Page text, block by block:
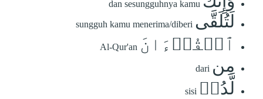
dan sesungguhnya kamu
لَتُلَقَّى sungguh kamu menerima/diberi
ٱلۡقُرۡءَانَ Al-Qur'an
مِن dari
لَّدُنۡ sisi